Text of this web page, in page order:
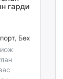
гарди
, Бөх